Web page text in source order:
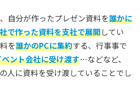
自分が作ったプレゼン資料を誰かに
で作った資料を支社で展開してい
を誰かのPCに集約する、行事事で
ント会社に受け渡す…などなど、
人に資料を受け渡していることでし